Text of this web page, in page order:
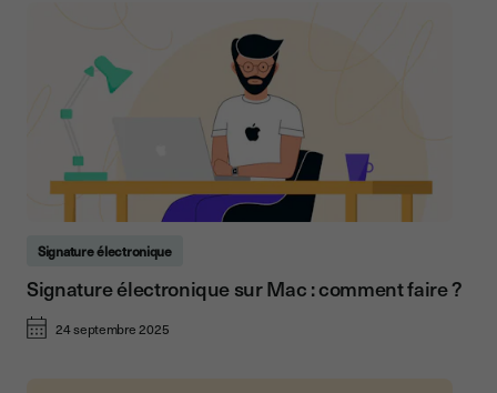
Signature électronique
Signature électronique sur Mac : comment faire ?
24 septembre 2025